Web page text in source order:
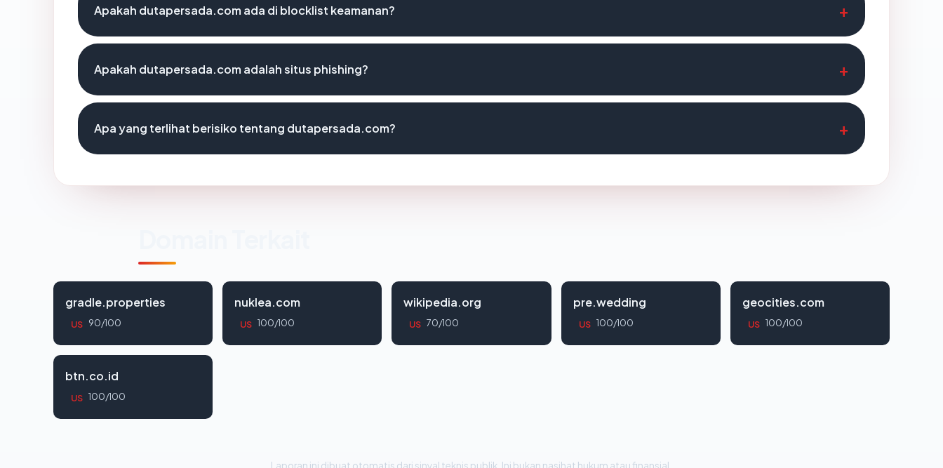
Apakah dutapersada.com ada di blocklist keamanan?
Apakah dutapersada.com adalah situs phishing?
Apa yang terlihat berisiko tentang dutapersada.com?
gradle.properties
US 90/100
nuklea.com
US 100/100
wikipedia.org
US 70/100
pre.wedding
US 100/100
geocities.com
US 100/100
btn.co.id
US 100/100
Laporan ini dibuat otomatis dari sinyal teknis publik. Ini bukan nasihat hukum atau finansial.